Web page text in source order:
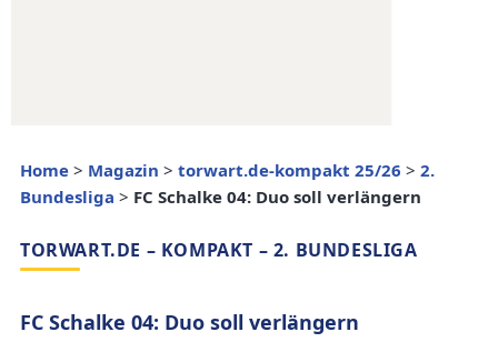
Home > Magazin > torwart.de-kompakt 25/26 > 2.
Bundesliga > FC Schalke 04: Duo soll verlängern
TORWART.DE – KOMPAKT – 2. BUNDESLIGA
FC Schalke 04: Duo soll verlängern